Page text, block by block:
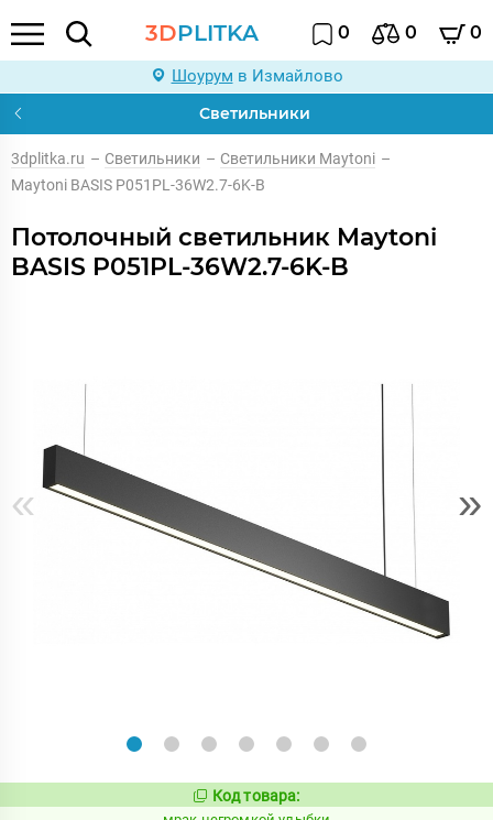
3DPLITKA 0 0 0
Шоурум в Измайлово
Светильники
3dplitka.ru – Светильники – Светильники Maytoni –
Maytoni BASIS P051PL-36W2.7-6K-B
Потолочный светильник Maytoni
BASIS P051PL-36W2.7-6K-B
« »
Код:
1061986
Код товара: